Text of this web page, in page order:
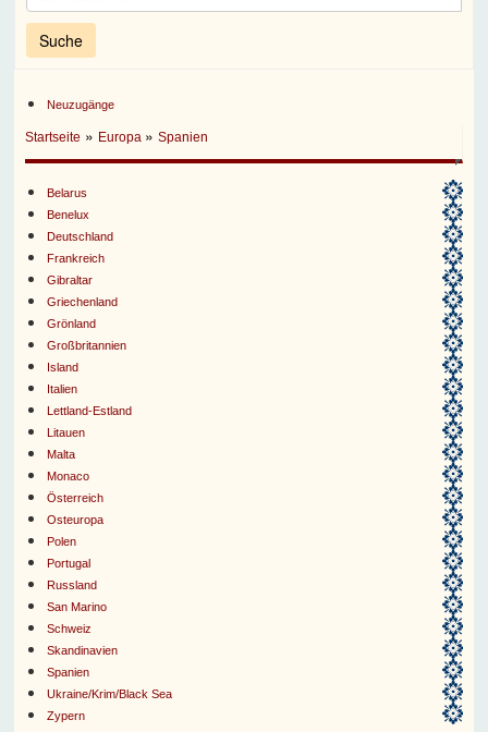
Neuzugänge
Startseite » Europa »Spanien
Belarus
Benelux
Deutschland
Frankreich
Gibraltar
Griechenland
Grönland
Großbritannien
Island
Italien
Lettland-Estland
Litauen
Malta
Monaco
Österreich
Osteuropa
Polen
Portugal
Russland
San Marino
Schweiz
Skandinavien
Spanien
Ukraine/Krim/Black Sea
Zypern